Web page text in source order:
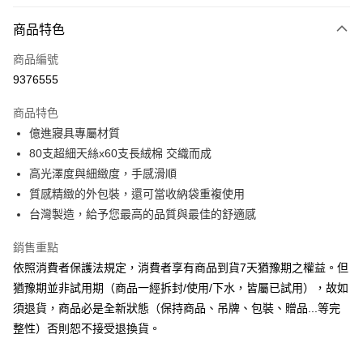
信用卡一次付款
信用卡分期付款
合作金庫商業銀行
華南商業銀行
上海商業儲蓄銀行
台北富邦商業銀行
國泰世華商業銀行
臺灣中小企業銀行
台中商業銀行
匯豐（台灣）商業銀行
華泰商業銀行
聯邦商業銀行
遠東國際商業銀行
元大商業銀行
台新國際商業銀行
中國信託商業銀行
台灣樂天信用卡公司
6 期 0 利率 每期
華南商業銀行
彰化商業銀行
上海商業儲蓄銀行
國泰世華商業銀行
兆豐國際商業銀行
臺灣中小企業銀行
台中商業銀行
聯邦商業銀行
元大商業銀行
永豐商業銀行
玉山商業銀行
星展（台灣）商業銀行
台灣樂天信用卡公司
LINE Pay
Apple Pay
悠遊付
Google Pay
ATM付款
運送方式
非床墊商品，一般宅配
商品特色
商品編號
9376555
商品特色
億進寢具專屬材質
80支超細天絲x60支長絨棉 交織而成
高光澤度與細緻度，手感滑順
質感精緻的外包裝，還可當收納袋重複使用
台灣製造，給予您最高的品質與最佳的舒適感
銷售重點
依照消費者保護法規定，消費者享有商品到貨7天猶豫期之權益。但
猶豫期並非試用期（商品一經拆封/使用/下水，皆屬已試用），故如
須退貨，商品必是全新狀態（保持商品、吊牌、包裝、贈品...等完
整性）否則恕不接受退換貨。